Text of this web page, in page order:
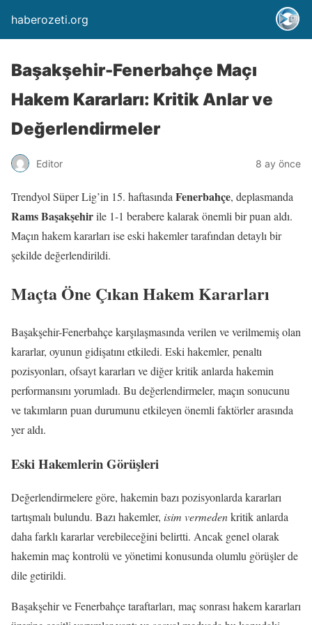
haberozeti.org
Başakşehir-Fenerbahçe Maçı
Hakem Kararları: Kritik Anlar ve
Değerlendirmeler
Editor 8 ay önce
Trendyol Süper Lig’in 15. haftasında Fenerbahçe, deplasmanda
Rams Başakşehirile 1-1 berabere kalarak önemli bir puan aldı.
Maçın hakem kararları ise eski hakemler tarafından detaylı bir
şekilde değerlendirildi.
Maçta Öne Çıkan Hakem Kararları
Başakşehir-Fenerbahçe karşılaşmasında verilen ve verilmemiş olan
kararlar, oyunun gidişatını etkiledi. Eski hakemler, penaltı
pozisyonları, ofsayt kararları ve diğer kritik anlarda hakemin
performansını yorumladı. Bu değerlendirmeler, maçın sonucunu
ve takımların puan durumunu etkileyen önemli faktörler arasında
yer aldı.
Eski Hakemlerin Görüşleri
Değerlendirmelere göre, hakemin bazı pozisyonlarda kararları
tartışmalı bulundu. Bazı hakemler, isim vermedenkritik anlarda
daha farklı kararlar verebileceğini belirtti. Ancak genel olarak
hakemin maç kontrolü ve yönetimi konusunda olumlu görüşler de
dile getirildi.
Başakşehir ve Fenerbahçe taraftarları, maç sonrası hakem kararları